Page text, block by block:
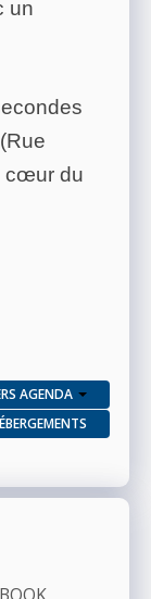
un
cœur du
AGENDA